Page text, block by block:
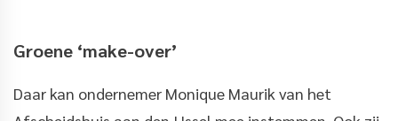
Groene ‘make-over’
Daar kan ondernemer Monique Maurik van het